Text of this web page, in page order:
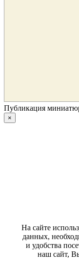
Публикация
×
На сайте
данных,
и удобства
наш сайт,